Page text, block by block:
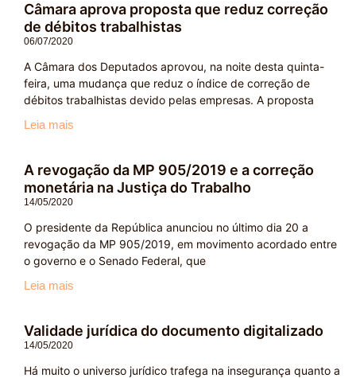
Câmara aprova proposta que reduz correção
de débitos trabalhistas
06/07/2020
A Câmara dos Deputados aprovou, na noite desta quinta-
feira, uma mudança que reduz o índice de correção de
débitos trabalhistas devido pelas empresas. A proposta
Leia mais
A revogação da MP 905/2019 e a correção
monetária na Justiça do Trabalho
14/05/2020
O presidente da República anunciou no último dia 20 a
revogação da MP 905/2019, em movimento acordado entre
o governo e o Senado Federal, que
Leia mais
Validade jurídica do documento digitalizado
14/05/2020
Há muito o universo jurídico trafega na insegurança quanto a